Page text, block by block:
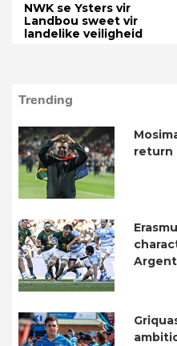
NWK se Ysters vir
Landbou sweet vir
landelike veiligheid
Trending
return